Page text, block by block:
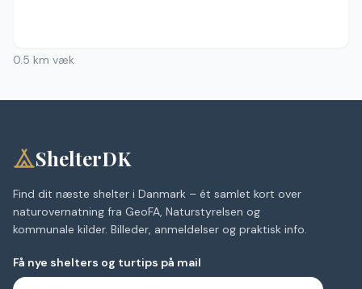
0.5 km væk
ShelterDK
Find dit næste shelter i Danmark – ét samlet kort over
naturovernatning fra GeoFA, Naturstyrelsen og
kommunale kilder. Billeder, anmeldelser og praktisk info.
Få nye shelters og turtips på mail